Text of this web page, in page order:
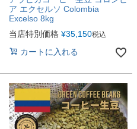
ア エクセルソ Colombia
Excelso 8kg
当店特別価格 ¥35,150税込
カートに入れる